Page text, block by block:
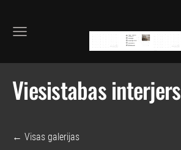
Viesistabas interjers
Visas galerijas